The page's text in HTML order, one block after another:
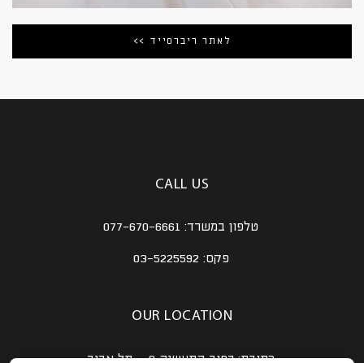
לאתר ריברסייד >>
CALL US
טלפון במשרד: 077-670-6661
פקס:03-5225592
OUR LOCATION
כתובת:רחוב התעשיה 9 – תל אביב